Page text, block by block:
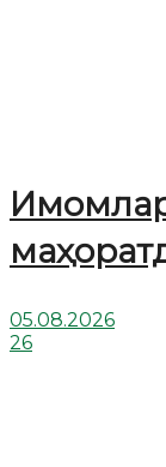
05.08.2026
26